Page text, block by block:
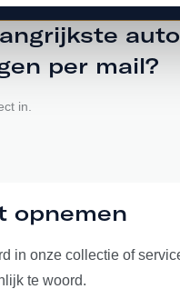
per mail?
in.
opnemen
in onze collectie of
te woord.